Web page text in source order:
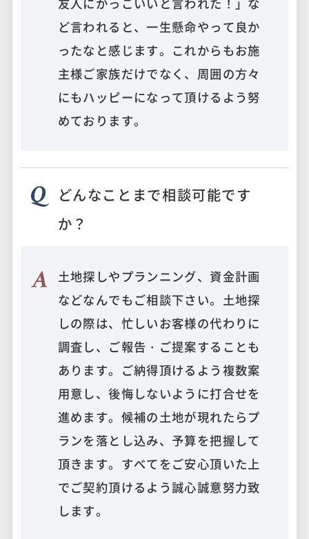
ど言われると、一生懸命やって良か
ったなと感じます。これからもお施
主様ご家族だけでなく、周囲の方々
にもハッピーになって頂けるよう努
めております。
どんなことまで相談可能です
か？
土地探しやプランニング、資金計画
などなんでもご相談下さい。土地探
しの際は、忙しいお客様の代わりに
調査し、ご報告・ご提案することも
あります。ご納得頂けるよう複数案
用意し、後悔しないように打合せを
進めます。候補の土地が現れたらプ
ランを落とし込み、予算を把握して
頂きます。すべてをご安心頂いた上
でご契約頂けるよう誠心誠意努力致
します。